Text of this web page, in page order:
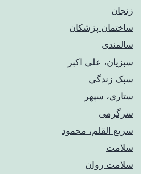
زنجان
ساختمان پزشکان
سالمندی
سبزیان، علی اکبر
سبک زندگی
ستاری، سپهر
سرگرمی
سریع القلم، محمود
سلامت
سلامت روان